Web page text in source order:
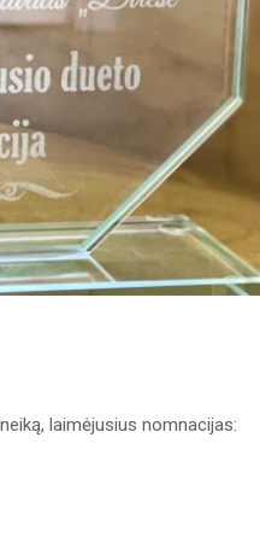
laimėjusius nomnacijas: